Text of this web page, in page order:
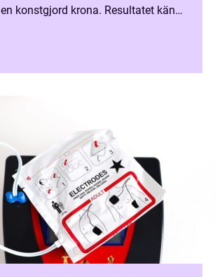
en konstgjord krona. Resultatet känns